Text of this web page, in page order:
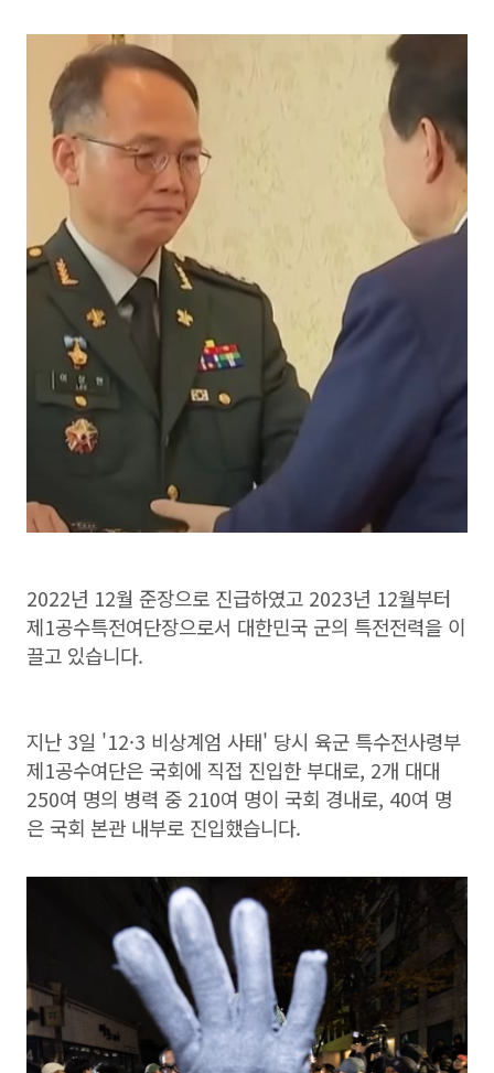
2022년 12월 준장으로 진급하였고 2023년 12월부터
제1공수특전여단장으로서 대한민국 군의 특전전력을 이
끌고 있습니다.
지난 3일 '12·3 비상계엄 사태' 당시 육군 특수전사령부
제1공수여단은 국회에 직접 진입한 부대로, 2개 대대
250여 명의 병력 중 210여 명이 국회 경내로, 40여 명
은 국회 본관 내부로 진입했습니다.